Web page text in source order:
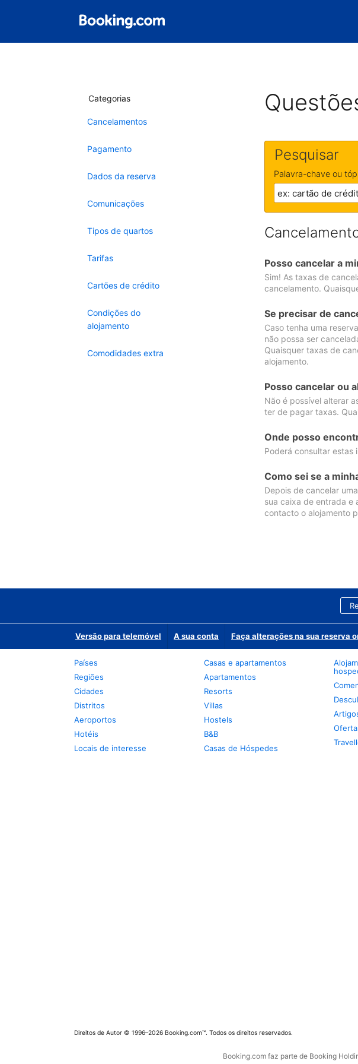
Categorias
Cancelamentos
Pagamento
Dados da reserva
Comunicações
Tipos de quartos
Tarifas
Cartões de crédito
Condições do
alojamento
Comodidades extra
Pesquisar
Palavra-chave ou
Posso cancelar a
Sim! As taxas de
cancelamento.
Se precisar de
Caso tenha uma
não possa ser
Quaisquer taxas de
alojamento.
Posso cancelar ou
Não é possível alterar
ter de pagar taxas.
Onde posso
Poderá consultar estas
Como sei se a
Depois de cancelar
sua caixa de entrada e
contacto o alojamento
Versão para telemóvel A sua conta Faça alterações na sua reserva
Países
Regiões
Cidades
Distritos
Aeroportos
Hotéis
Locais de interesse
Casas e apartamentos
Apartamentos
Resorts
Villas
Hostels
B&B
Casas de Hóspedes
Direitos de Autor © 1996–2026 Booking.com™. Todos os direitos reservados.
Booking.com faz parte de Booking